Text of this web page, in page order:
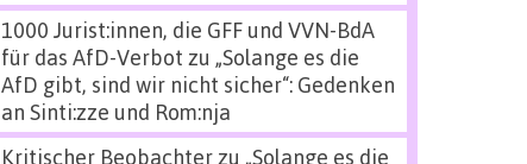
1000 Jurist:innen, die GFF und VVN-BdA
für das AfD-Verbot zu „Solange es die
AfD gibt, sind wir nicht sicher“: Gedenken
an Sinti:zze und Rom:nja
Kritischer Beobachterzu „Solange es die